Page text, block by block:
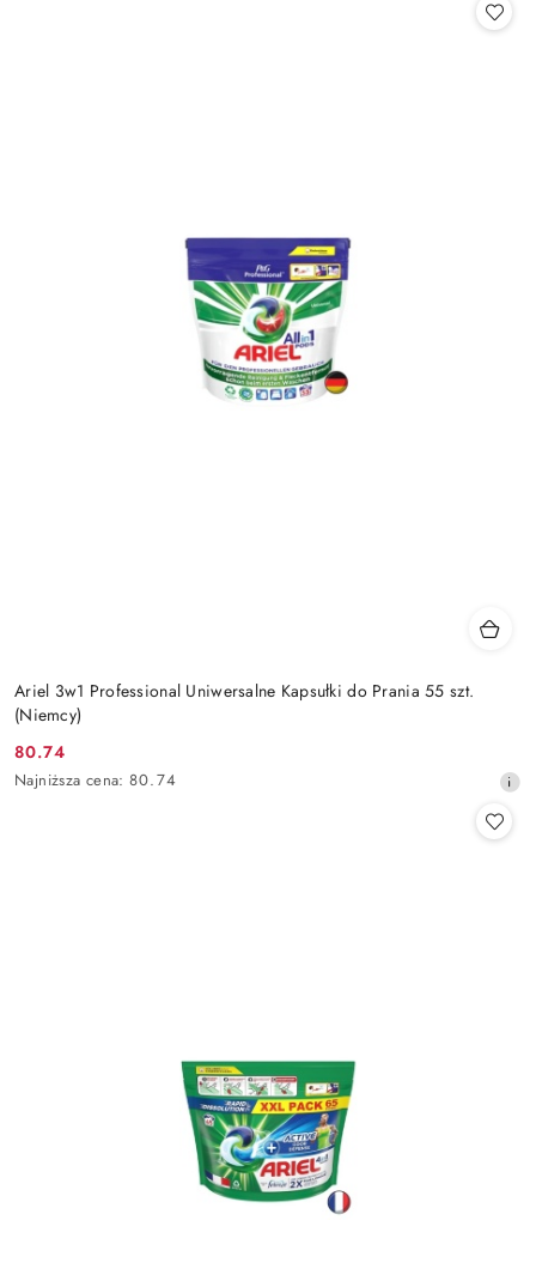
Ariel 3w1 Professional Uniwersalne Kapsułki do Prania 55 szt.
(Niemcy)
Cena
promocyjna:
80.74
Najniższa
Najniższa cena: 80.74